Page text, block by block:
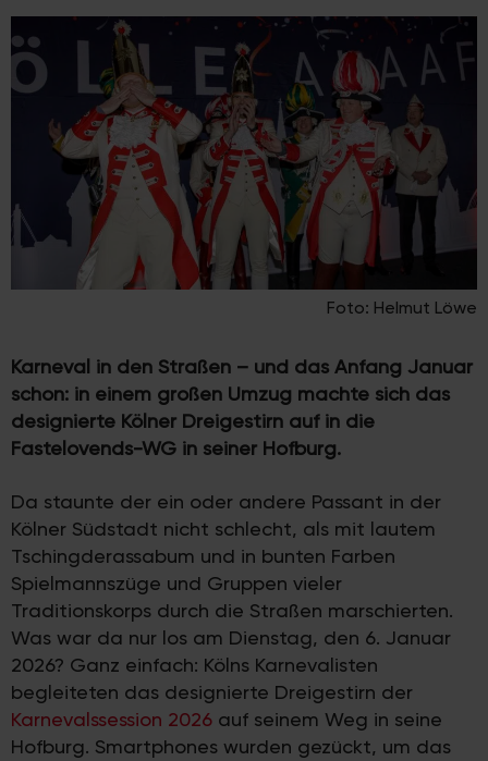
Foto: Helmut Löwe
Karneval in den Straßen – und das Anfang Januar
schon: in einem großen Umzug machte sich das
designierte Kölner Dreigestirn auf in die
Fastelovends-WG in seiner Hofburg.
Da staunte der ein oder andere Passant in der
Kölner Südstadt nicht schlecht, als mit lautem
Tschingderassabum und in bunten Farben
Spielmannszüge und Gruppen vieler
Traditionskorps durch die Straßen marschierten.
Was war da nur los am Dienstag, den 6. Januar
2026? Ganz einfach: Kölns Karnevalisten
begleiteten das designierte Dreigestirn der
Karnevalssession 2026 auf seinem Weg in seine
Hofburg. Smartphones wurden gezückt, um das